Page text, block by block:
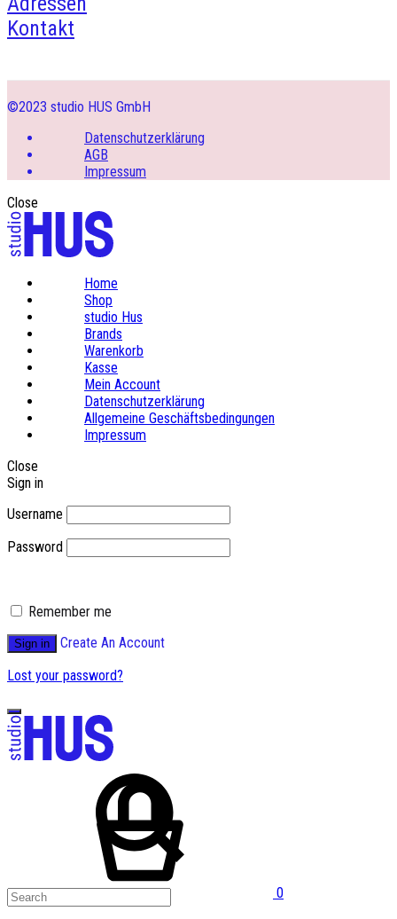
Kontakt
©2023 studio HUS GmbH
Datenschutzerklärung
AGB
Impressum
Close
Home
Shop
studio Hus
Brands
Warenkorb
Kasse
Mein Account
Datenschutzerklärung
Allgemeine Geschäftsbedingungen
Impressum
Close
Sign in
Username
Password
Remember me
Sign in
Create An Account
Lost your password?
0